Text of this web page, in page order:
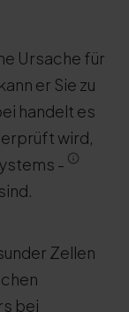
Ursache für
er Sie zu
handelt es
wird,
-
Zellen
bei